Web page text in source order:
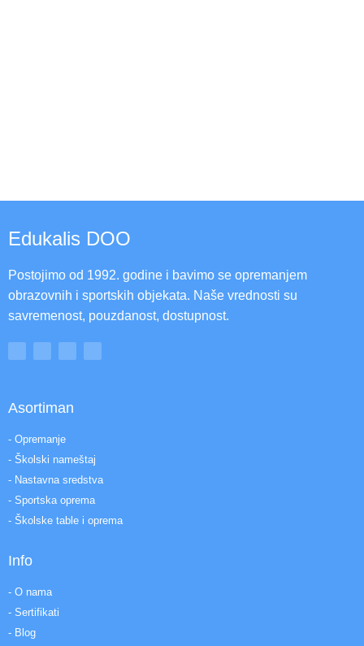
Edukalis DOO
Postojimo od 1992. godine i bavimo se opremanjem
obrazovnih i sportskih objekata. Naše vrednosti su
savremenost, pouzdanost, dostupnost.
Asortiman
- Opremanje
- Školski nameštaj
- Nastavna sredstva
- Sportska oprema
- Školske table i oprema
Info
- O nama
- Sertifikati
- Blog